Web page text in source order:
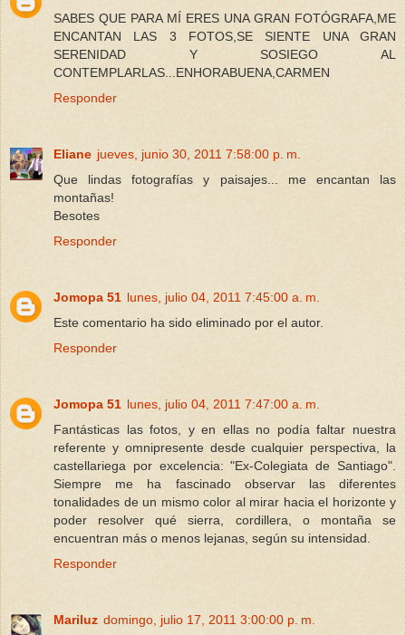
SABES QUE PARA MÍ ERES UNA GRAN FOTÓGRAFA,ME
ENCANTAN LAS 3 FOTOS,SE SIENTE UNA GRAN
SERENIDAD Y SOSIEGO AL
CONTEMPLARLAS...ENHORABUENA,CARMEN
Responder
Eliane jueves, junio 30, 2011 7:58:00 p. m.
Que lindas fotografías y paisajes... me encantan las
montañas!
Besotes
Responder
Jomopa 51 lunes, julio 04, 2011 7:45:00 a. m.
Este comentario ha sido eliminado por el autor.
Responder
Jomopa 51 lunes, julio 04, 2011 7:47:00 a. m.
Fantásticas las fotos, y en ellas no podía faltar nuestra
referente y omnipresente desde cualquier perspectiva, la
castellariega por excelencia: "Ex-Colegiata de Santiago".
Siempre me ha fascinado observar las diferentes
tonalidades de un mismo color al mirar hacia el horizonte y
poder resolver qué sierra, cordillera, o montaña se
encuentran más o menos lejanas, según su intensidad.
Responder
Mariluz domingo, julio 17, 2011 3:00:00 p. m.